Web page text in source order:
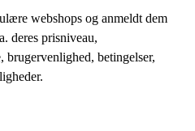
webshops og anmeldt dem
deres prisniveau,
brugervenlighed, betingelser,